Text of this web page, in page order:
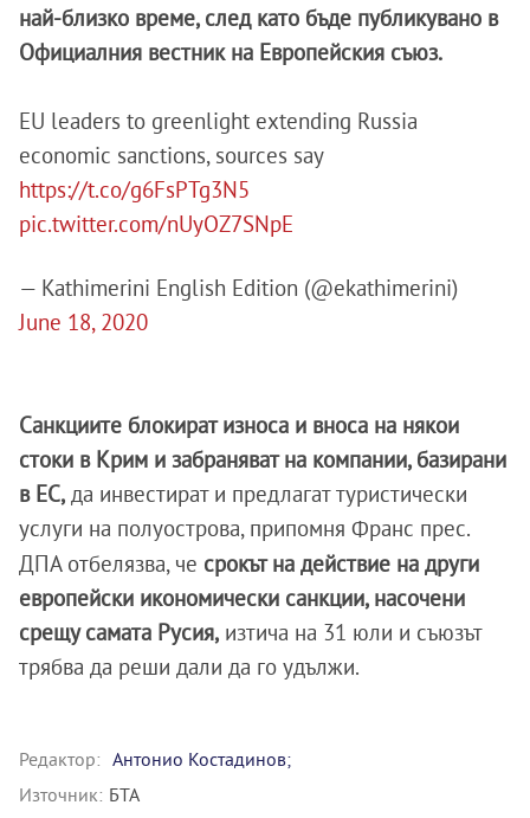
най-близко време, след като бъде публикувано в
Официалния вестник на Европейския съюз.
EU leaders to greenlight extending Russia
economic sanctions, sources say
https://t.co/g6FsPTg3N5
pic.twitter.com/nUyOZ7SNpE
— Kathimerini English Edition (@ekathimerini)
June 18, 2020
Санкциите блокират износа и вноса на някои
стоки в Крим и забраняват на компании, базирани
в ЕС, да инвестират и предлагат туристически
услуги на полуострова, припомня Франс прес.
ДПА отбелязва, че срокът на действие на други
европейски икономически санкции, насочени
срещу самата Русия, изтича на 31 юли и съюзът
трябва да реши дали да го удължи.
Редактор: Антонио Костадинов;
Източник: БТА